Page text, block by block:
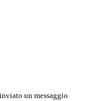
un messaggio